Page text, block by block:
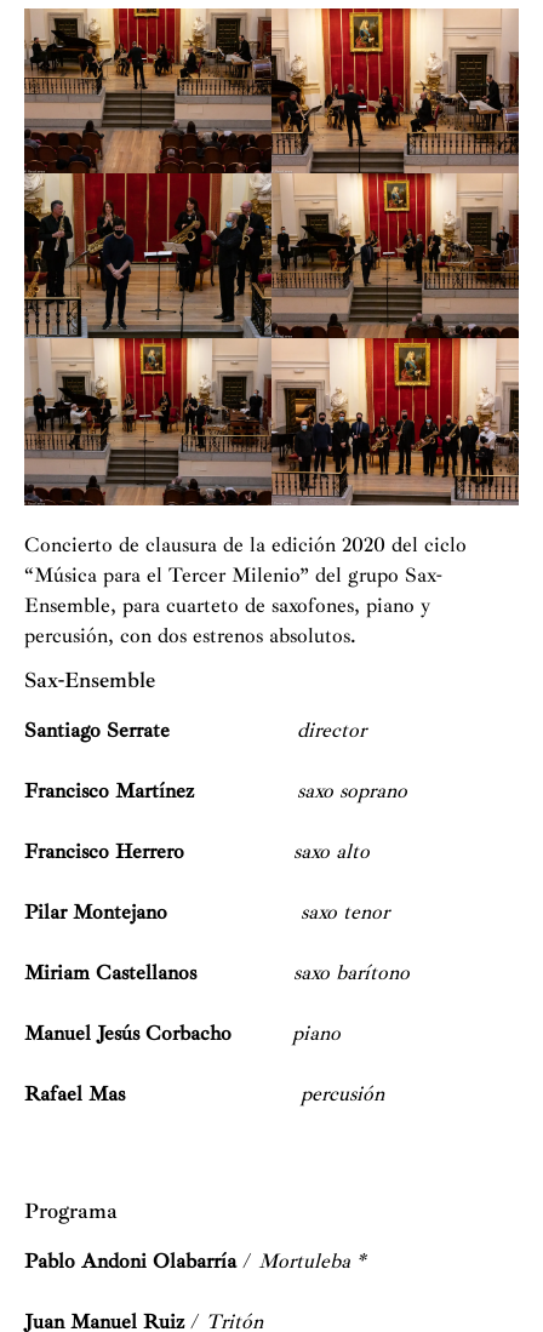
Concierto de clausura de la edición 2020 del ciclo
“Música para el Tercer Milenio” del grupo Sax-
Ensemble, para cuarteto de saxofones, piano y
percusión, con dos estrenos absolutos.
Sax-Ensemble
Santiago Serrate director
Francisco Martínez saxo soprano
Francisco Herrero saxo alto
Pilar Montejano saxo tenor
Miriam Castellanos saxo barítono
Manuel Jesús Corbacho piano
Rafael Mas percusión
Programa
Pablo Andoni Olabarría/ Mortuleba *
Juan Manuel Ruiz/ Tritón